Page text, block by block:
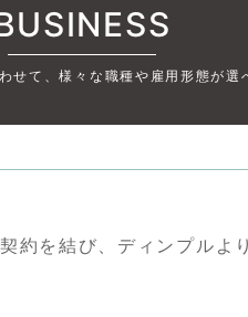
せて、様々な職種や雇用形態が選
約を結び、ディンプルよ